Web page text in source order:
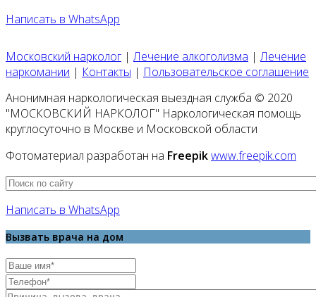
Написать в WhatsApp
Московский нарколог |Лечение алкоголизма |Лечение
наркомании | Контакты | Пользовательское соглашение
Анонимная наркологическая выездная служба © 2020
"МОСКОВСКИЙ НАРКОЛОГ" Наркологическая помощь
круглосуточно в Москве и Московской области
Фотоматериал разработан на Freepikwww.freepik.com
Написать в WhatsApp
Вызвать врача на дом